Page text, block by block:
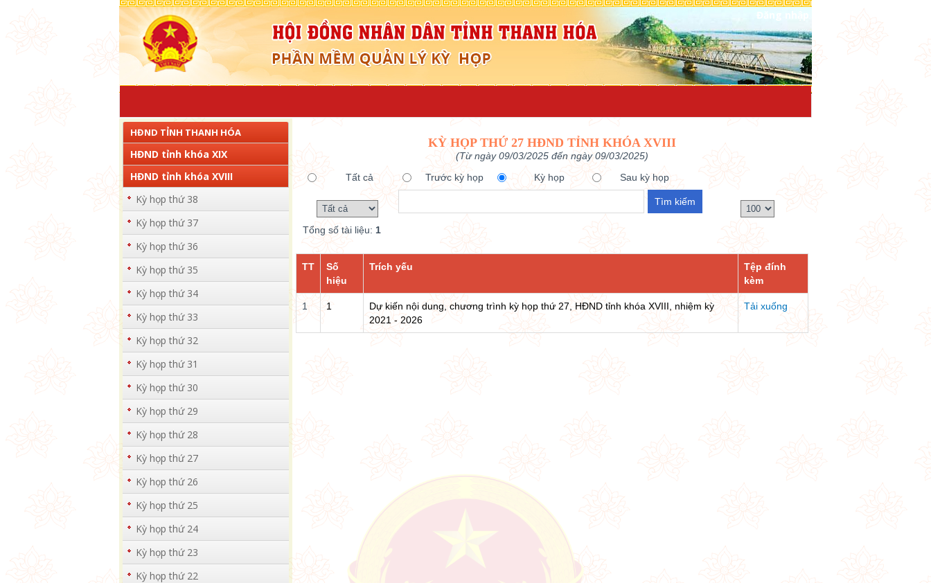
Đăng nhập
HĐND TỈNH THANH HÓA
HĐND tỉnh khóa XIX
HĐND tỉnh khóa XVIII
Kỳ họp thứ 38
Kỳ họp thứ 37
Kỳ họp thứ 36
Kỳ họp thứ 35
Kỳ họp thứ 34
Kỳ họp thứ 33
Kỳ họp thứ 32
Kỳ họp thứ 31
Kỳ họp thứ 30
Kỳ họp thứ 29
Kỳ họp thứ 28
Kỳ họp thứ 27
Kỳ họp thứ 26
Kỳ họp thứ 25
Kỳ họp thứ 24
Kỳ họp thứ 23
Kỳ họp thứ 22
KỲ HỌP THỨ 27 HĐND TỈNH KHÓA XVIII
(Từ ngày 09/03/2025 đến ngày 09/03/2025)
Tất cả
Trước kỳ họp Kỳ họp Sau kỳ họp
Tổng số tài liệu: 1
TT
Số
hiệu
Trích yếu
Tệp đính
kèm
1 1
Dự kiến nội dung, chương trình kỳ họp thứ 27, HĐND tỉnh khóa XVIII, nhiệm kỳ
2021 - 2026
Tải xuống